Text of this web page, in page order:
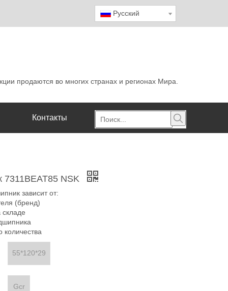
Pусский
продаются во многих странах и регионах Мира.
Контакты
NSK
зависит от:
(бренд)
количества
55*120*29
Gcr